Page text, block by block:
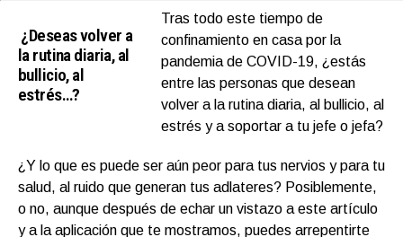
¿Deseas volver a
la rutina diaria, al
bullicio, al
estrés…?
Tras todo este tiempo de
confinamiento en casa por la
pandemia de COVID-19, ¿estás
entre las personas que desean
volver a la rutina diaria, al bullicio, al
estrés y a soportar a tu jefe o jefa?
¿Y lo que es puede ser aún peor para tus nervios y para tu
salud, al ruido que generan tus adlateres? Posiblemente,
o no, aunque después de echar un vistazo a este artículo
y a la aplicación que te mostramos, puedes arrepentirte